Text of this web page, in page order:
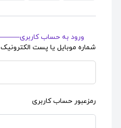
ورود به حساب کاربری
شماره موبایل یا پست الکترونیک
رمزعبور حساب کاربری